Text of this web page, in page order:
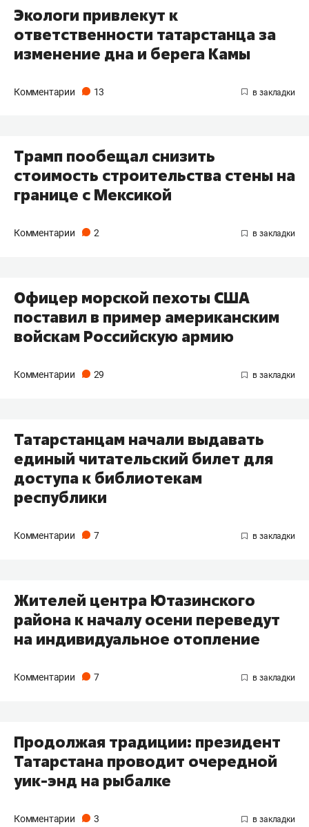
Экологи привлекут к
ответственности татарстанца за
изменение дна и берега Камы
Комментарии 13
Трамп пообещал снизить
стоимость строительства стены на
границе с Мексикой
Комментарии 2
Офицер морской пехоты США
поставил в пример американским
войскам Российскую армию
Комментарии 29
Татарстанцам начали выдавать
единый читательский билет для
доступа к библиотекам
республики
Комментарии 7
Жителей центра Ютазинского
района к началу осени переведут
на индивидуальное отопление
Комментарии 7
​Продолжая традиции: президент
Татарстана проводит очередной
уик-энд на рыбалке
Комментарии 3